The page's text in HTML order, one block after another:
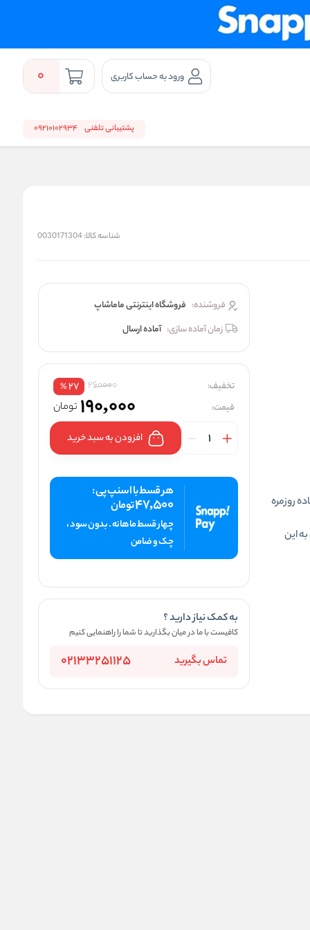
ورود به حساب کاربری 0
پشتیبانی تلفنی 09210102934
شناسه کالا:0030171304
روزمره
این
فروشنده: فروشگاه اینترنتی ماماشاپ
زمان آماده سازی: آماده ارسال
تخفیف: 260000
27
%
قیمت: 190,000 تومان
افزودن به سبد خرید
هر قسط با اسنپ پی :
47,500تومان
چهار قسط ماهانه . بدون سود ،
چک و ضامن
به کمک نیاز دارید ؟
کافیست با ما در میان بگذارید تا شما را راهنمایی کنیم
تماس بگیرید 02133251125